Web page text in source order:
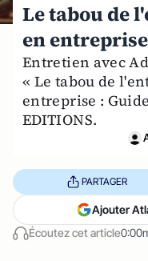
Le tabou de
en
Entretien avec
« Le tabou de
entreprise :
EDITIONS.
Écoutez cet article
PARTAGER
Ajouter